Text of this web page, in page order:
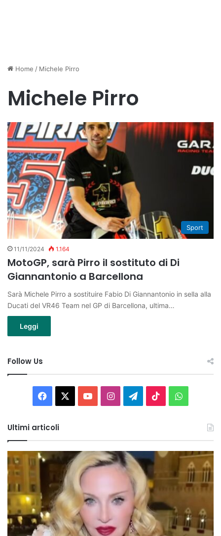
Home / Michele Pirro
Michele Pirro
Sport
11/11/2024 1.164
MotoGP, sarà Pirro il sostituto di Di
Giannantonio a Barcellona
Sarà Michele Pirro a sostituire Fabio Di Giannantonio in sella alla
Ducati del VR46 Team nel GP di Barcellona, ultima…
Leggi
Follow Us
Facebook You InstagramTelegram
TikTok
Ultimi articoli